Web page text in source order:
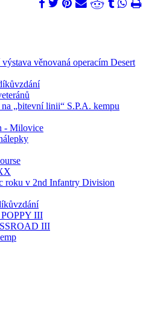
věnovaná operacím Desert
na „bitevní linii“ S.P.A. kempu
- Milovice
roku v 2nd Infantry Division
III
III